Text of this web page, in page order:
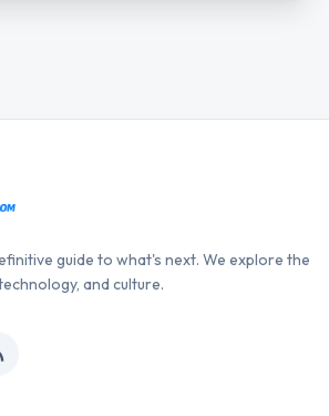
guide to what's next. We explore the
and culture.